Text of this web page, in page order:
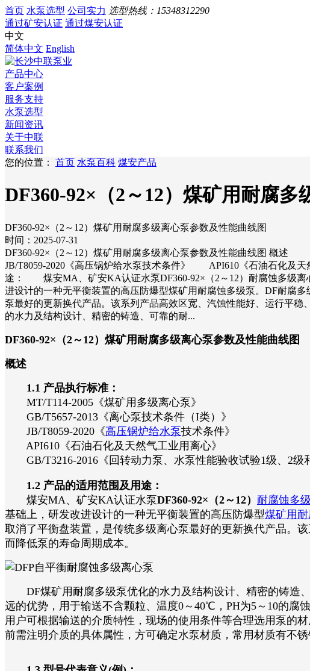
首页 水泵选型 公司实力 选型热线： 15348312290
通过矿安认证 通过煤安认证
中文
简体中文 English
产品中心
客户案例
服务支持
水泵选型
新闻资讯
关于中联
联系我们
您的位置： 首页 水泵百科 煤安产品
DF360-92×（2～12）煤矿用耐腐多
DF360-92×（2～12）煤矿用耐腐多级离心泵参数及性能曲线图
时间：2025-07-31
DF360-92×（2～12）煤矿用耐腐多级离心泵参数及性能曲线图
JB/T8059-2020《高压锅炉给水泵技术条件》 API610《石油石化及
途： 煤安MA、矿安KA认证水泵DF360-92×（2～12）耐腐蚀多级离
进设计的一种无平衡装置的高压防爆型煤矿用耐腐蚀多级泵。DF耐腐
泵最好的更新换代产品。该系列产品高效区宽、汽蚀性能好、运行平
的水力及结构设计、精密的铸造、可靠的耐...
DF360-92×（2～12）煤矿用耐腐多级离心泵参数及性能曲线图
概述
1.1 产品执行标准：
MT/T114-2005《煤矿用多级离心泵》
GB/T5657-2013《离心泵技术条件（I类）》
JB/T8059-2020《高压锅炉给水泵技术条件》
API610《石油石化及天然气工业用离心》
GB/T3216-2016《回转动力泵、水泵性能验收试验1级、2级
1.2 产品的适用范围及用途：
煤安MA、矿安KA认证水泵DF360-92×（2～12） 耐腐蚀多
基础上，研发改进设计的一种无平衡装置的高压防爆型煤矿用
取消了平衡盘装置，是传统多级离心泵最好的更新换代产品。
而降低泵的寿命周期成本。
DF煤矿用耐腐多级泵优化的水力及结构设计、精密的铸造
远的优势，用于输送不含颗粒、温度0～40℃，PH为5～10的腐
用户可根据输送的介质特性，现场的使用条件等合理选用泵的
前需注明介质的具体属性，方可确定水泵材质，常用材质有不锈